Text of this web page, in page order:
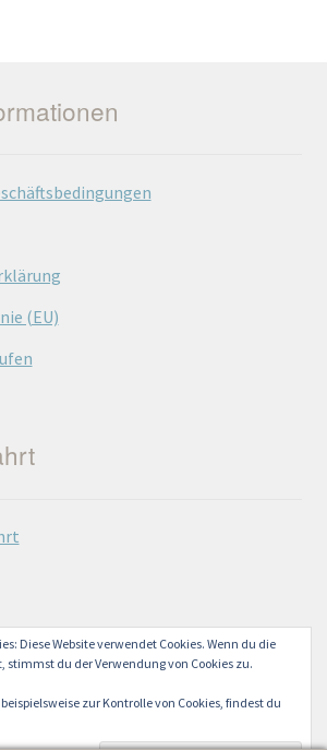
Diese Website verwendet Cookies. Wenn du die
stimmst du der Verwendung von Cookies zu.
zur Kontrolle von Cookies, findest du
(EU)
2026
Erstellt mit WooCommerce.